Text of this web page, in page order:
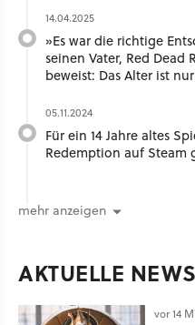
14.04.2025
»Es war die richtige
seinen Vater, Red
beweist: Das Alter ist
05.11.2024
Für ein 14 Jahre altes
Redemption auf Steam
mehr anzeigen
AKTUELLE NEWS
vor 14